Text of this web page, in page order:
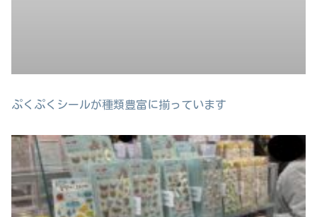
ぷくぷくシールが種類豊富に揃っています